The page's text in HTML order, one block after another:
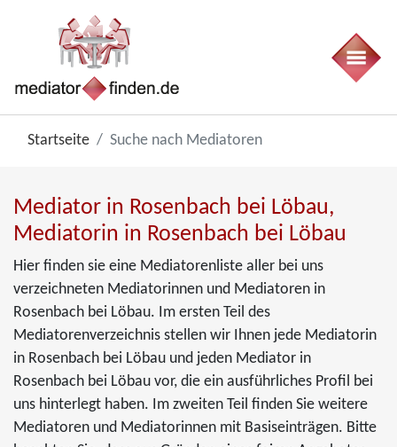
Startseite Suche nach Mediatoren
Mediator in Rosenbach bei Löbau,
Mediatorin in Rosenbach bei Löbau
Hier finden sie eine Mediatorenliste aller bei uns
verzeichneten Mediatorinnen und Mediatoren in
Rosenbach bei Löbau. Im ersten Teil des
Mediatorenverzeichnis stellen wir Ihnen jede Mediatorin
in Rosenbach bei Löbau und jeden Mediator in
Rosenbach bei Löbau vor, die ein ausführliches Profil bei
uns hinterlegt haben. Im zweiten Teil finden Sie weitere
Mediatoren und Mediatorinnen mit Basiseinträgen. Bitte